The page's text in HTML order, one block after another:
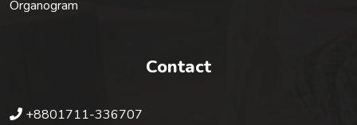
Organogram
Contact
+8801711-336707